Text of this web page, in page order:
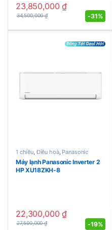
23,850,000₫
34,500,000₫ -31%
1 chiều, Điều hoà, Panasonic
Máy lạnh Panasonic Inverter 2
HP XU18ZKH-8
22,300,000₫
27,500,000₫ -19%